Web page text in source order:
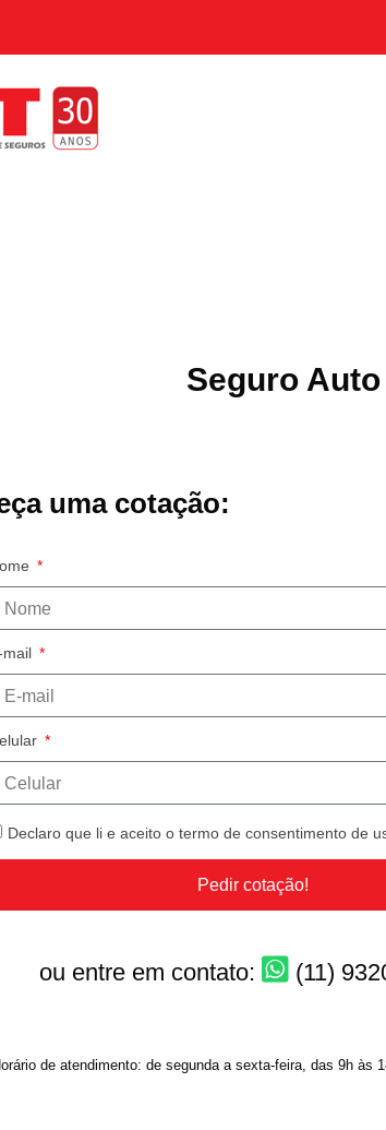
Seguro
uma cotação:
mail
Declaro que li e aceito o termo de consentimento de
Pedir cotação!
ou entre em contato: (11)
de atendimento: de segunda a sexta-feira, das 9h às